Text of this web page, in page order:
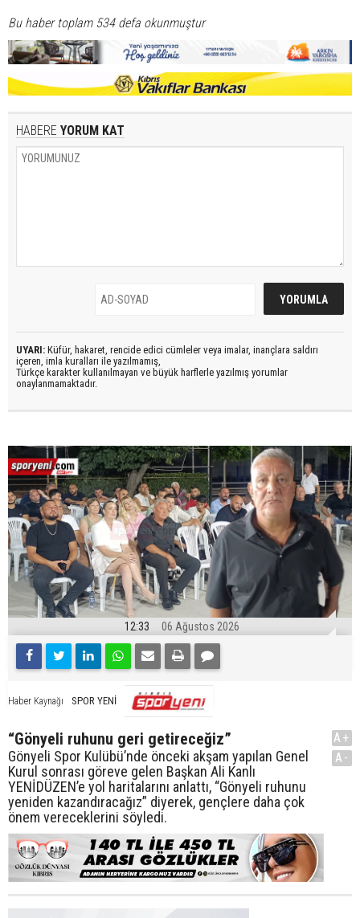
Bu haber toplam 534 defa okunmuştur
HABERE YORUM KAT
UYARI: Küfür, hakaret, rencide edici cümleler veya imalar, inançlara saldırı
içeren, imla kuralları ile yazılmamış,
Türkçe karakter kullanılmayan ve büyük harflerle yazılmış yorumlar
onaylanmamaktadır.
12:33 06 Ağustos 2026
Haber Kaynağı SPOR YENİ
“Gönyeli ruhunu geri getireceğiz”
Gönyeli Spor Kulübü’nde önceki akşam yapılan Genel
Kurul sonrası göreve gelen Başkan Ali Kanlı
YENİDÜZEN’e yol haritalarını anlattı, “Gönyeli ruhunu
yeniden kazandıracağız” diyerek, gençlere daha çok
önem vereceklerini söyledi.
A+
A-